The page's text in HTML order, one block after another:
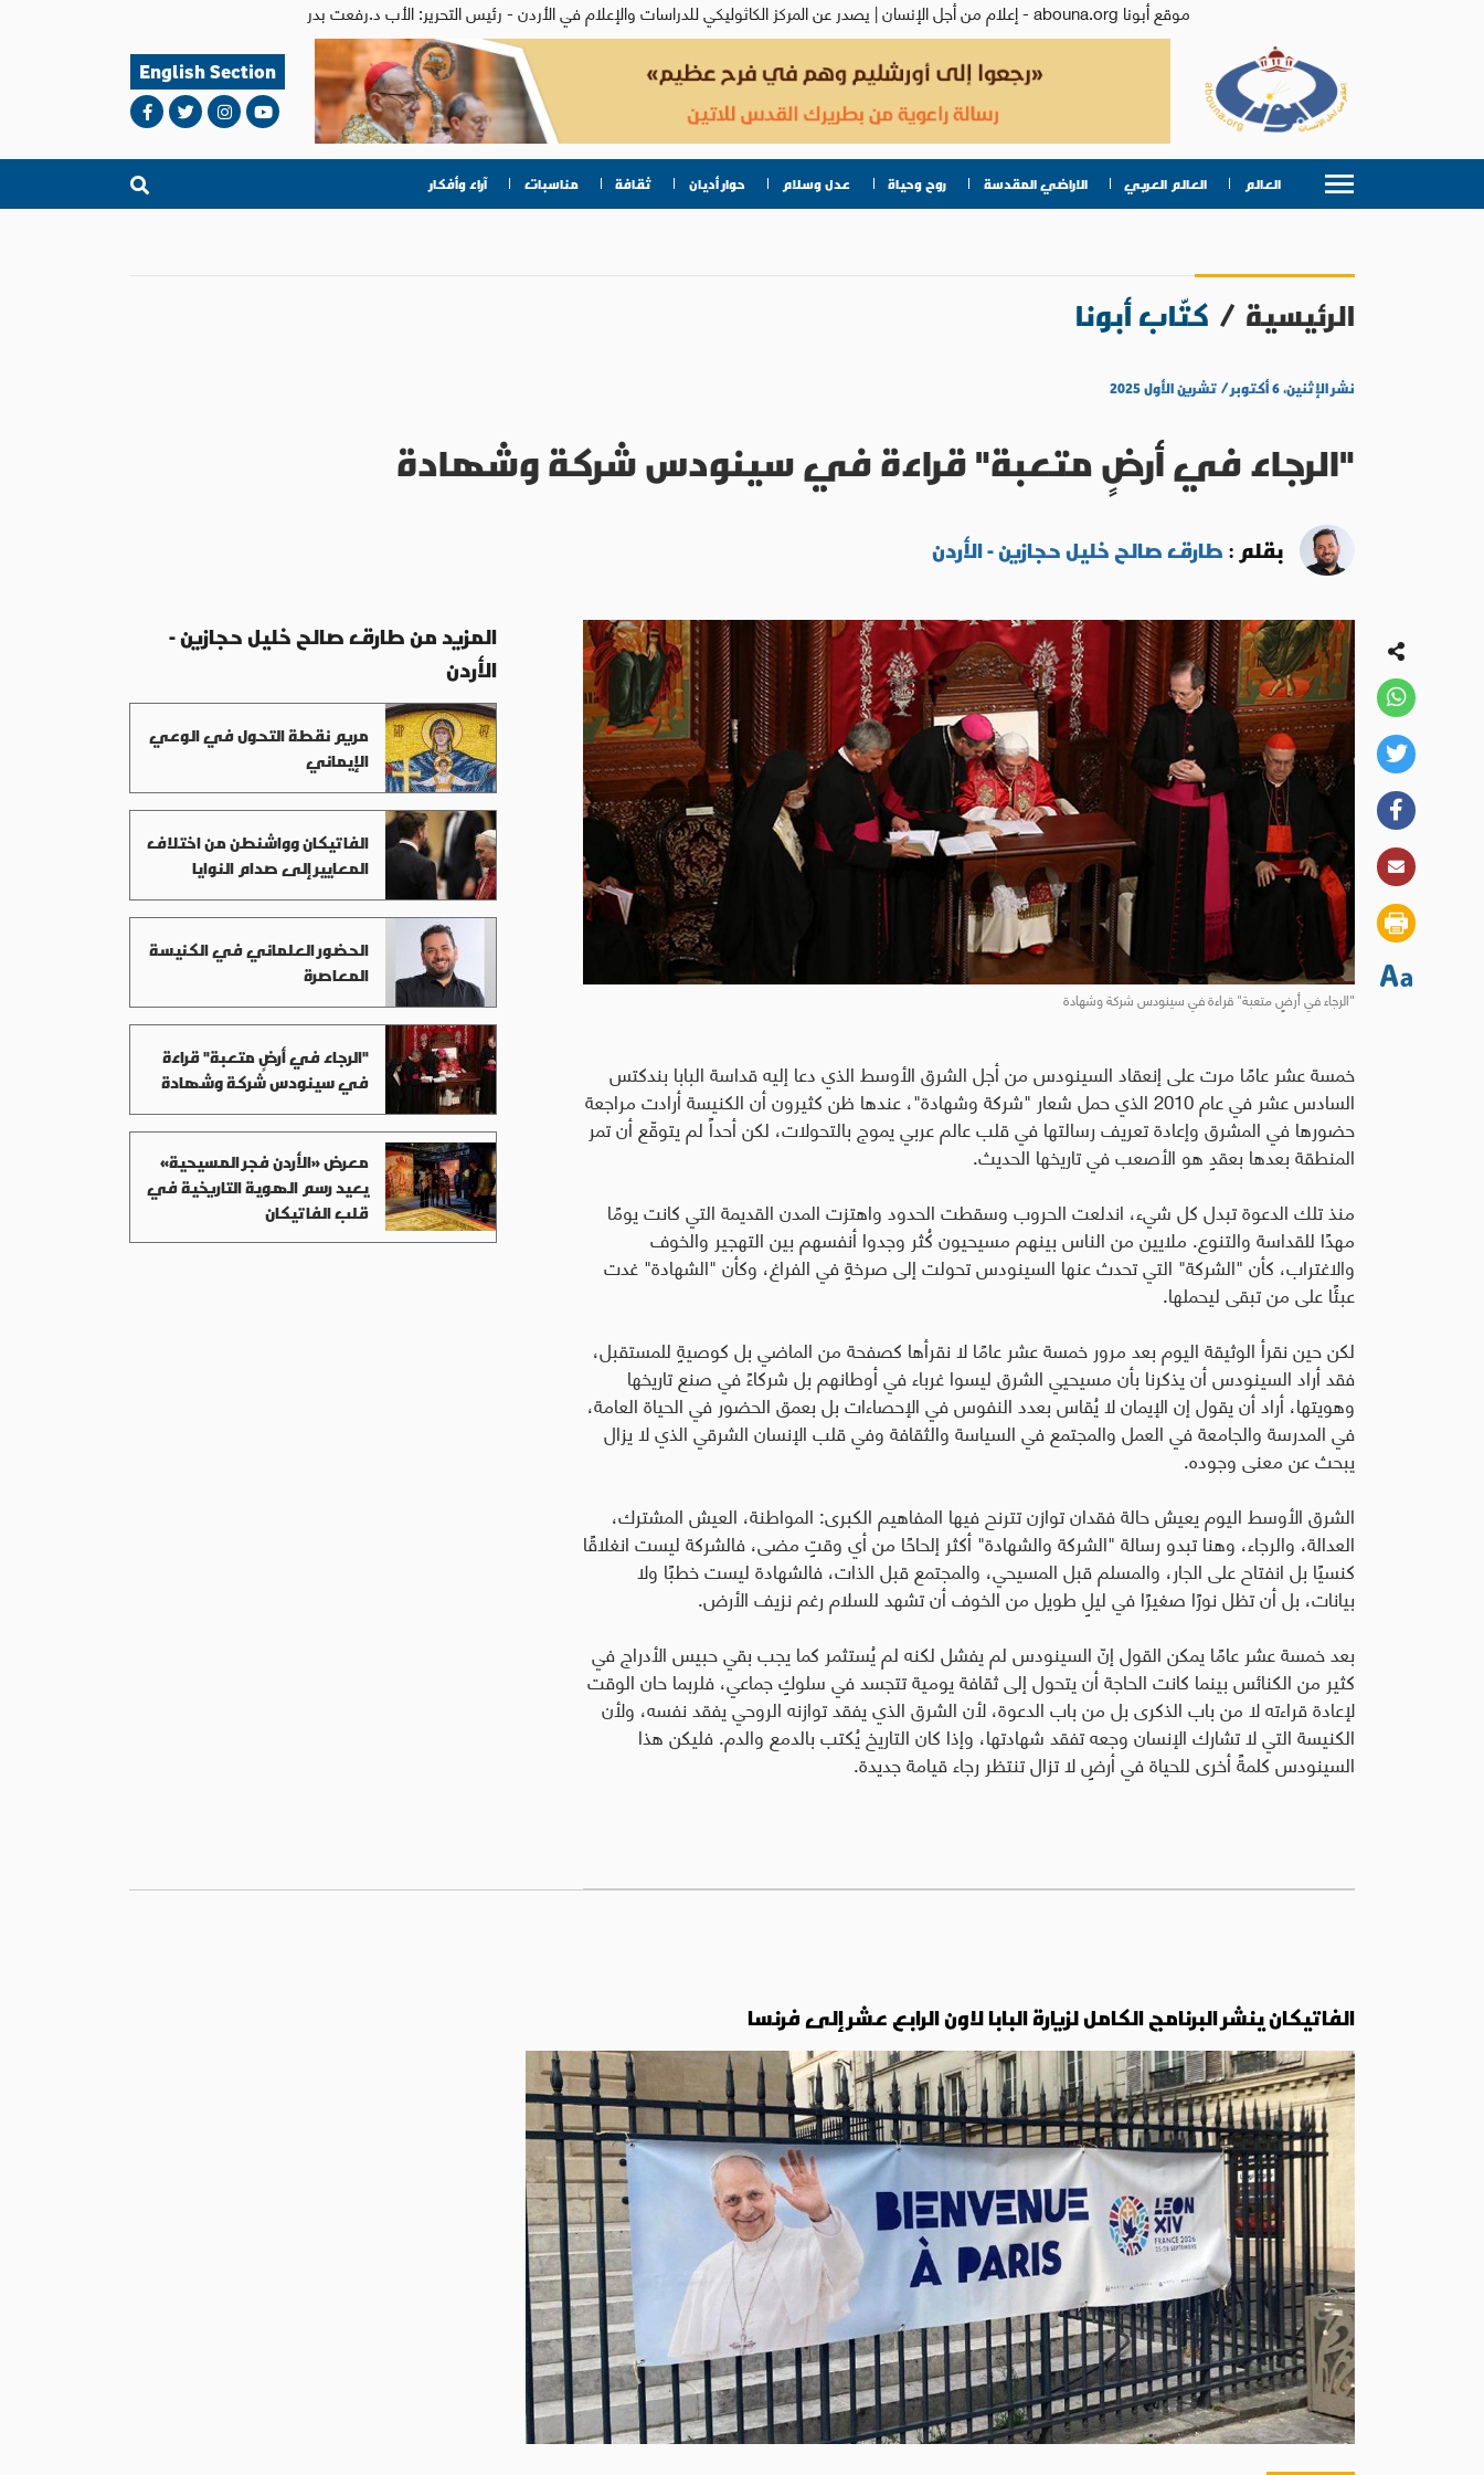
موقع أبونا abouna.org - إعلام من أجل الإنسان | يصدر عن المركز الكاثوليكي للدراسات والإعلام في الأردن - رئيس التحرير: الأب د.رفعت بدر
English Section
العالم العالم العربي الاراضي المقدسة روح وحياة عدل وسلام حوار أديان ثقافة مناسبات آراء وأفكار
الرئيسية / كتّاب أبونا
نشر الإثنين، ٦ أكتوبر / تشرين الأول ٢٠٢٥
"الرجاء في أرضٍ متعبة" قراءة في سينودس شركة وشهادة
بقلم :طارق صالح خليل حجازين - الأردن
"الرجاء في أرضٍ متعبة" قراءة في سينودس شركة وشهادة
خمسة عشر عامًا مرت على إنعقاد السينودس من أجل الشرق الأوسط الذي دعا إليه قداسة البابا بندكتس
السادس عشر في عام 2010 الذي حمل شعار "شركة وشهادة"، عندها ظن كثيرون أن الكنيسة أرادت مراجعة
حضورها في المشرق وإعادة تعريف رسالتها في قلب عالم عربي يموج بالتحولات، لكن أحداً لم يتوقّع أن تمر
المنطقة بعدها بعقدٍ هو الأصعب في تاريخها الحديث.
منذ تلك الدعوة تبدل كل شيء، اندلعت الحروب وسقطت الحدود واهتزت المدن القديمة التي كانت يومًا
مهدًا للقداسة والتنوع. ملايين من الناس بينهم مسيحيون كُثر وجدوا أنفسهم بين التهجير والخوف
والاغتراب، كأن "الشركة" التي تحدث عنها السينودس تحولت إلى صرخةٍ في الفراغ، وكأن "الشهادة" غدت
عبئًا على من تبقى ليحملها.
لكن حين نقرأ الوثيقة اليوم بعد مرور خمسة عشر عامًا لا نقرأها كصفحة من الماضي بل كوصيةٍ للمستقبل،
فقد أراد السينودس أن يذكرنا بأن مسيحيي الشرق ليسوا غرباء في أوطانهم بل شركاءً في صنع تاريخها
وهويتها، أراد أن يقول إن الإيمان لا يُقاس بعدد النفوس في الإحصاءات بل بعمق الحضور في الحياة العامة،
في المدرسة والجامعة في العمل والمجتمع في السياسة والثقافة وفي قلب الإنسان الشرقي الذي لا يزال
يبحث عن معنى وجوده.
الشرق الأوسط اليوم يعيش حالة فقدان توازن تترنح فيها المفاهيم الكبرى: المواطنة، العيش المشترك،
العدالة، والرجاء، وهنا تبدو رسالة "الشركة والشهادة" أكثر إلحاحًا من أي وقتٍ مضى، فالشركة ليست انغلاقًا
كنسيًا بل انفتاح على الجار، والمسلم قبل المسيحي، والمجتمع قبل الذات، فالشهادة ليست خطبًا ولا
بيانات، بل أن تظل نورًا صغيرًا في ليلٍ طويل من الخوف أن تشهد للسلام رغم نزيف الأرض.
بعد خمسة عشر عامًا يمكن القول إنّ السينودس لم يفشل لكنه لم يُستثمر كما يجب بقي حبيس الأدراج في
كثير من الكنائس بينما كانت الحاجة أن يتحول إلى ثقافة يومية تتجسد في سلوكٍ جماعي، فلربما حان الوقت
لإعادة قراءته لا من باب الذكرى بل من باب الدعوة، لأن الشرق الذي يفقد توازنه الروحي يفقد نفسه، ولأن
الكنيسة التي لا تشارك الإنسان وجعه تفقد شهادتها، وإذا كان التاريخ يُكتب بالدمع والدم. فليكن هذا
السينودس كلمةً أخرى للحياة في أرضٍ لا تزال تنتظر رجاء قيامة جديدة.
المزيد من طارق صالح خليل حجازين -
الأردن
مريم نقطة التحول في الوعي
الإيماني
الفاتيكان وواشنطن من اختلاف
المعايير إلى صدام النوايا
الحضور العلماني في الكنيسة
المعاصرة
"الرجاء في أرضٍ متعبة" قراءة
في سينودس شركة وشهادة
معرض «الأردن فجر المسيحية»
يعيد رسم الهوية التاريخية في
قلب الفاتيكان
الفاتيكان ينشر البرنامج الكامل لزيارة البابا لاون الرابع عشر إلى فرنسا